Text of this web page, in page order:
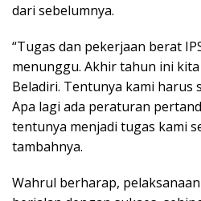
dari sebelumnya.
“Tugas dan pekerjaan berat
menunggu. Akhir tahun ini
Beladiri. Tentunya kami harus
Apa lagi ada peraturan
tentunya menjadi tugas kami
tambahnya.
Wahrul berharap,